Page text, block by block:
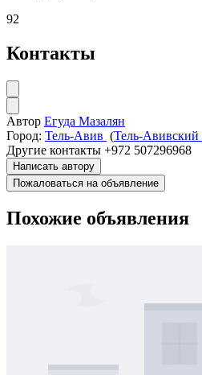
92
Контакты
Автор Егуда Мазалян
Город: Тель-Авив (Тель-Авивский
Другие контакты +972 507296968
Написать автору
Пожаловаться на объявление
Похожие объявления